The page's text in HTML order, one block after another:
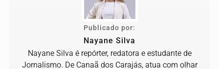
Publicado por:
Nayane Silva
Nayane Silva é repórter, redatora e estudante de
Jornalismo. De Canaã dos Carajás, atua com olhar